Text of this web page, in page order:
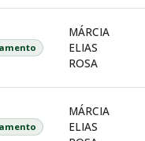
MÁRCIA
ELIAS
ROSA
MÁRCIA
ELIAS